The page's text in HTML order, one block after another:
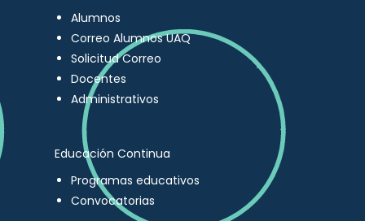
Alumnos
Correo Alumnos UAQ
Solicitud Correo
Docentes
Administrativos
Educación Continua
Programas educativos
Convocatorias